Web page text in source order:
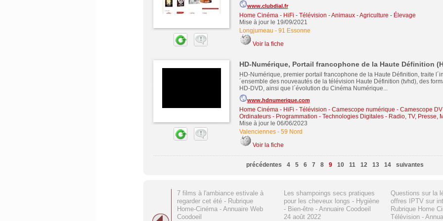
www.clubdial.fr
Home Cinéma - HiFi - Télévision -Animaux - Agriculture - Élevage
Mise à jour le 19/09/2021
Longjumeau - 91 Essonne
Voir la fiche
HD-Numérique, Portail francophone de la Haute Définition
HD-Numérique, premier portail francophone de la Haute Définition, traite
´ensemble des nouveautés de la télévision Haute Définition (tvhd), des
HD-DVD, ainsi que l´évolution du Cinéma Numérique...
www.hdnumerique.com
Home Cinéma - HiFi - Télévision - Camescope numérique - Camescope DV
Ordinateurs - Programmation - Technologies Digitales- Radio, TV, Presse,
Mise à jour le 06/06/2023
Valenciennes- 59 Nord
Voir la fiche
précédentes 4 5 6 7 8 9 10 11 12 13 14 suivantes
7 films à l'ambiance estivale à
regarder cet été - Rubrique
Home-Cinéma - Annuaire Web
Coodoeil
Les shampoings secs pratiques
pour les cheveux longs - Hygiène
- Bien-être - Annuaire Coodoeil
24 août 2022
Questions sur la
offres IPTV sur
Rubrique Home
Télévision -